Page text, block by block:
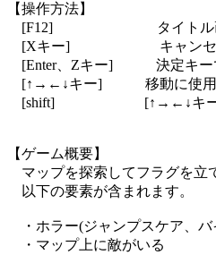
【操作方法】
[F12] タイトル画面
[Xキー] キャンセルキー
[Enter、Zキー] 決定キー
[↑→←↓キー] 移動に使用
[shift] [↑→←↓キー]と同時
【ゲーム概要】
マップを探索してフラグを立
以下の要素が含まれます。
・ホラー(ジャンプスケア、バ
・マップ上に敵がいる